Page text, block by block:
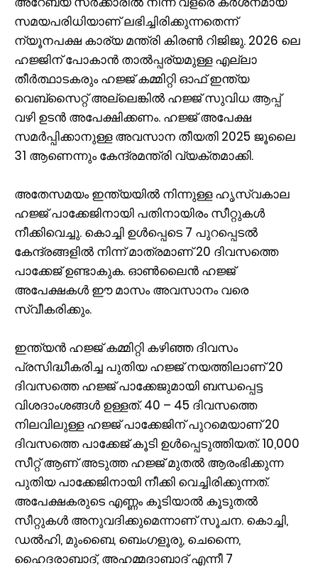
സമയപരിധിയാണ് ലഭിച്ചിരിക്കുന്നതെന്ന്
ന്യൂനപക്ഷ കാര്യ മന്ത്രി കിരൺ റിജിജു. 2026 ലെ
ഹജ്ജിന് പോകാൻ താൽപ്പര്യമുള്ള എല്ലാ
തീർത്ഥാടകരും ഹജ്ജ് കമ്മിറ്റി ഓഫ് ഇന്ത്യ
വെബ്‌സൈറ്റ് അല്ലെങ്കിൽ ഹജ്ജ് സുവിധ ആപ്പ്
വഴി ഉടൻ അപേക്ഷിക്കണം. ഹജ്ജ് അപേക്ഷ
സമർപ്പിക്കാനുള്ള അവസാന തീയതി 2025 ജൂലൈ
31 ആണെന്നും കേന്ദ്രമന്ത്രി വ്യക്തമാക്കി.
അതേസമയം ഇന്ത്യയില്‍ നിന്നുള്ള ഹൃസ്വകാല
ഹജ്ജ് പാക്കേജിനായി പതിനായിരം സീറ്റുകള്‍
നീക്കിവെച്ചു. കൊച്ചി ഉള്‍പ്പെടെ 7 പുറപ്പെടല്‍
കേന്ദ്രങ്ങളില്‍ നിന്ന് മാത്രമാണ് 20 ദിവസത്തെ
പാക്കേജ് ഉണ്ടാകുക. ഓണ്‍ലൈന്‍ ഹജ്ജ്
അപേക്ഷകള്‍ ഈ മാസം അവസാനം വരെ
സ്വീകരിക്കും.
ഇന്ത്യന്‍ ഹജ്ജ് കമ്മിറ്റി കഴിഞ്ഞ ദിവസം
പ്രസിദ്ധീകരിച്ച പുതിയ ഹജ്ജ് നയത്തിലാണ് 20
ദിവസത്തെ ഹജ്ജ് പാക്കേജുമായി ബന്ധപ്പെട്ട
വിശദാംശങ്ങള്‍ ഉള്ളത്. 40 – 45 ദിവസത്തെ
നിലവിലുള്ള ഹജ്ജ് പാക്കേജിന് പുറമെയാണ് 20
ദിവസത്തെ പാക്കേജ് കൂടി ഉള്‍പ്പെടുത്തിയത്. 10,000
സീറ്റ് ആണ് അടുത്ത ഹജ്ജ് മുതല്‍ ആരംഭിക്കുന്ന
പുതിയ പാക്കേജിനായി നീക്കി വെച്ചിരിക്കുന്നത്.
അപേക്ഷകരുടെ എണ്ണം കൂടിയാല്‍ കൂടുതല്‍
സീറ്റുകള്‍ അനുവദിക്കുമെന്നാണ് സൂചന. കൊച്ചി,
ഡല്‍ഹി, മുംബൈ, ബെംഗളൂരു, ചെന്നൈ,
ഹൈദരാബാദ്, അഹമ്മദാബാദ് എന്നീ 7